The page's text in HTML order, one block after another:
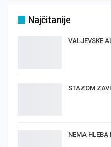
Najčitanije
VALJEVSKE
STAZOM
NEMA